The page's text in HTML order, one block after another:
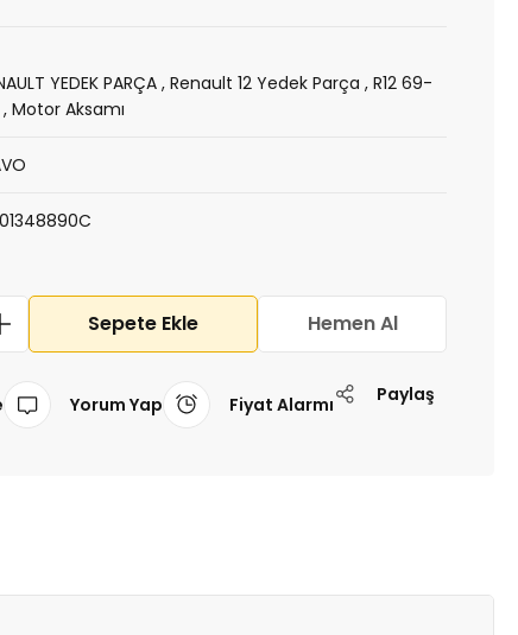
YEDEK PARÇA ,Renault 12 Yedek Parça ,R12 69-
,Motor Aksamı
Sepete Ekle Hemen Al
Yorum Yap Fiyat Alarmı Paylaş